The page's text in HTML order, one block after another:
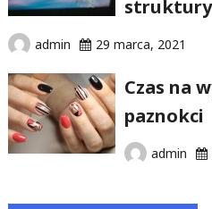
admin 29 marca, 2021
Czas na
paznokci
admin